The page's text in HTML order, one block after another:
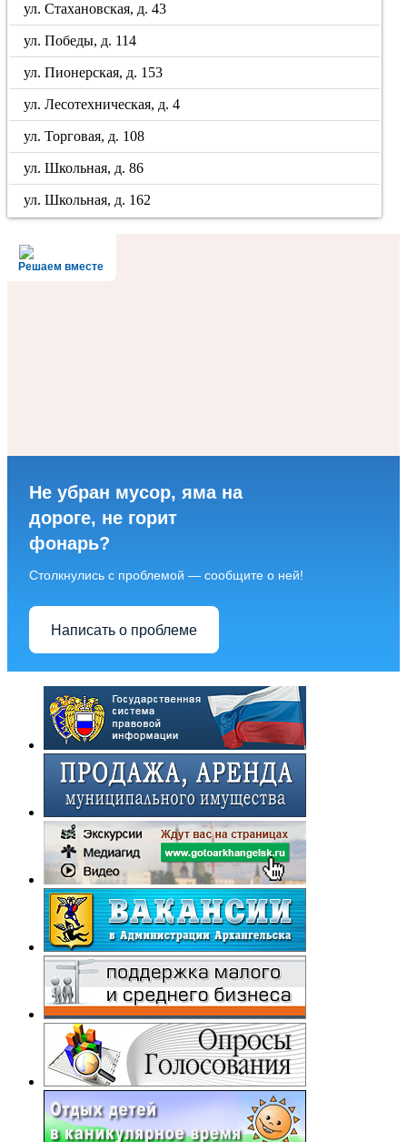
ул. Стахановская, д. 43
ул. Победы, д. 114
ул. Пионерская, д. 153
ул. Лесотехническая, д. 4
ул. Торговая, д. 108
ул. Школьная, д. 86
ул. Школьная, д. 162
Решаем вместе
Не убран мусор, яма на
дороге, не горит
фонарь?
Столкнулись с проблемой — сообщите о ней!
Написать о проблеме